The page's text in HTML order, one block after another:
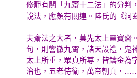
修靜有關「九齋十二法」的分判
說法，應頗有關連。陸氏的《洞
夫齋法之大者，莫先太上靈寶齋
句，則響徹九霄，諸天設禮，
太上所重，眾真所尊，皆鑄金為
治也，五老侍衛，萬帝朝真，